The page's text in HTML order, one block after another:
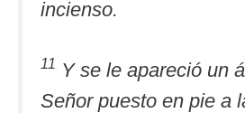
incienso.
11 Y se le apareció un
Señor puesto en pie a